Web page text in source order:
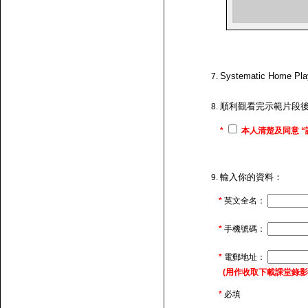
Systematic Home
順利觀看完示範片段
* 本人清楚及同意
輸入你的資料：
* 英文全名：
* 手機號碼：
* 電郵地址：
(用作收取下載課堂錄
* 必填